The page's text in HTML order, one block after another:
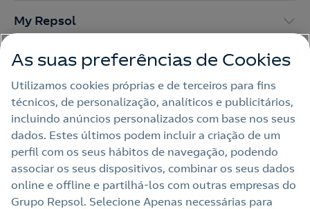
My Repsol
Outras Energias
Links Úteis
Nota legal
Política de privacidade
As suas preferências de Cookies
Utilizamos cookies próprias e de terceiros para fins
técnicos, de personalização, analíticos e publicitários,
incluindo anúncios personalizados com base nos seus
dados. Estes últimos podem incluir a criação de um
perfil com os seus hábitos de navegação, podendo
associar os seus dispositivos, combinar os seus dados
online e offline e partilhá‑los com outras empresas do
Grupo Repsol. Selecione Apenas necessárias para